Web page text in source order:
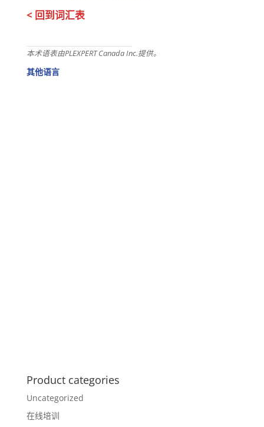
< 回到词汇表
本术语表由PLEXPERT Canada Inc.提供。
其他语言
Product categories
Uncategorized
在线培训